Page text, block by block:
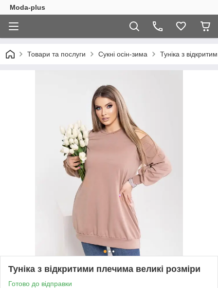
Moda-plus
Товари та послуги Сукні осін-зима Туніка з
Туніка з відкритими плечима великі розміри
Готово до відправки